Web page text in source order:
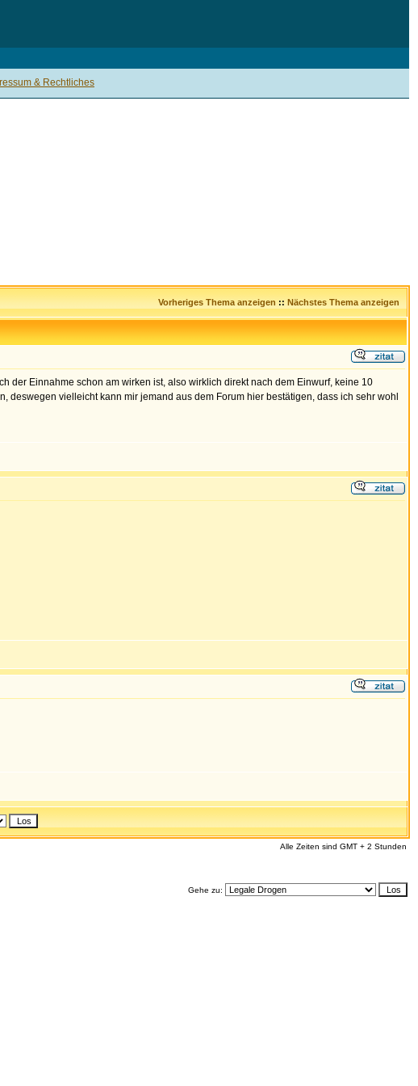
Vorheriges Thema anzeigen :: Nächstes Thema anzeigen
der Einnahme schon am wirken ist, also wirklich direkt nach dem Einwurf, keine 10
vielleicht kann mir jemand aus dem Forum hier bestätigen, dass ich sehr wohl
Alle Zeiten sind GMT + 2 Stunden
Gehe zu:
& Rechtliches